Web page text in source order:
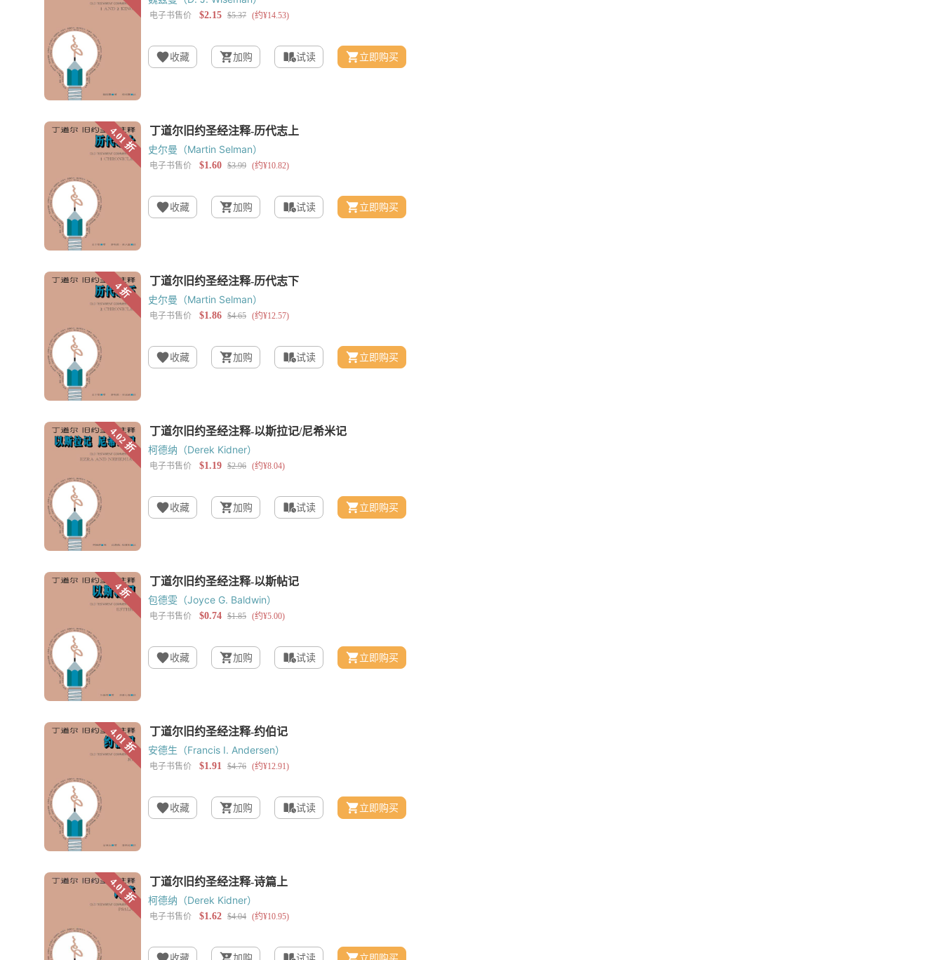
收藏 加购 试读 立即购买
史尔曼（Martin Selman）
收藏 加购 试读 立即购买
史尔曼（Martin Selman）
收藏 加购 试读 立即购买
柯德纳（Derek Kidner）
收藏 加购 试读 立即购买
包德雯（Joyce G. Baldwin）
收藏 加购 试读 立即购买
安德生（Francis I. Andersen）
收藏 加购 试读 立即购买
柯德纳（Derek Kidner）